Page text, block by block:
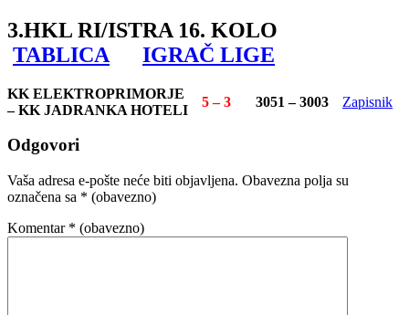
3.HKL RI/ISTRA 16. KOLO
TABLICA
IGRAČ LIGE
KK ELEKTROPRIMORJE
– KK JADRANKA HOTELI
5 – 3 3051 – 3003 Zapisnik
Odgovori
Vaša adresa e-pošte neće biti objavljena. Obavezna polja su
označena sa * (obavezno)
Komentar * (obavezno)